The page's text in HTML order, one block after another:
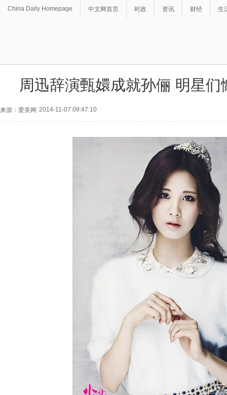
China Daily Homepage 中文网首页 时政 资讯 财经 生
周迅辞演甄嬛成就孙俪 明星们
来源：爱美网 2014-11-07 09:47:10